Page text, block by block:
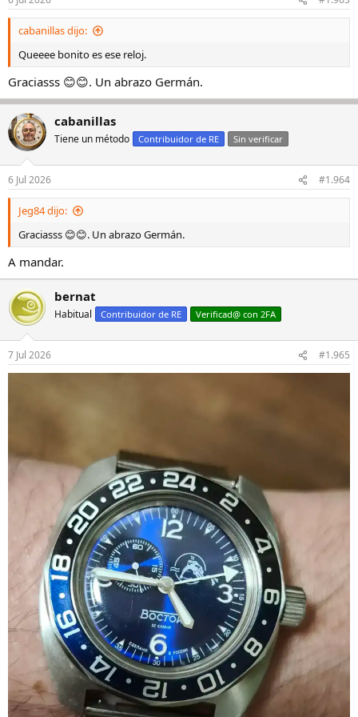
cabanillas dijo:
Queeee bonito es ese reloj.
Graciasss 😊😊. Un abrazo Germán.
cabanillas
Tiene un método Contribuidor de RE Sin verificar
6 Jul 2026 #1.964
Jeg84 dijo:
Graciasss 😊😊. Un abrazo Germán.
A mandar.
bernat
Habitual Contribuidor de RE Verificad@ con 2FA
7 Jul 2026 #1.965